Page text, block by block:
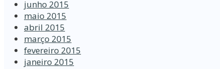
junho 2015
maio 2015
abril 2015
março 2015
fevereiro 2015
janeiro 2015